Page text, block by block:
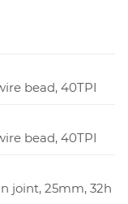
bead, 40TPI
bead, 40TPI
joint, 25mm, 32h